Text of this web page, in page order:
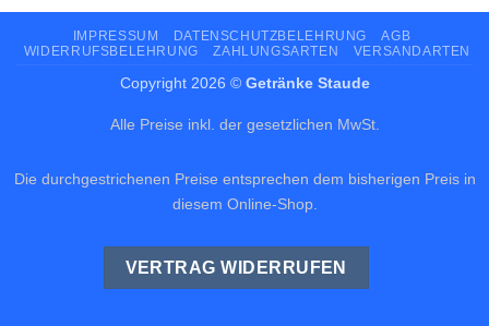
IMPRESSUM DATENSCHUTZBELEHRUNG
AGB
WIDERRUFSBELEHRUNG
ZAHLUNGSARTEN VERSANDARTEN
Copyright 2026 © Getränke Staude
Alle Preise inkl. der gesetzlichen MwSt.
Die durchgestrichenen Preise entsprechen dem bisherigen Preis in
diesem Online-Shop.
VERTRAG WIDERRUFEN